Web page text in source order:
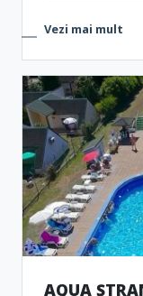
Vezi mai mult
AQUA